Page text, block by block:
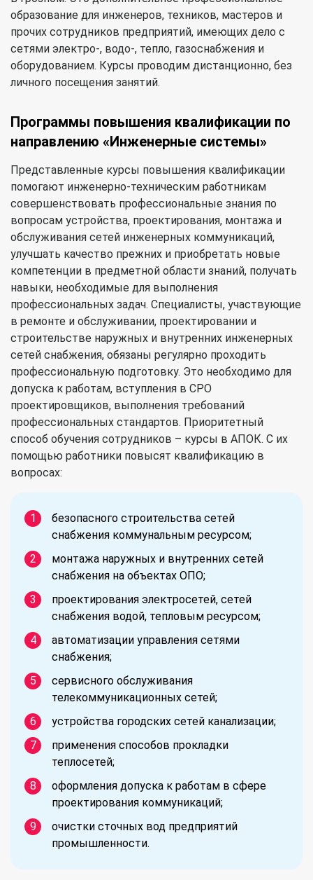
образование для инженеров, техников, мастеров и
прочих сотрудников предприятий, имеющих дело с
сетями электро-, водо-, тепло, газоснабжения и
оборудованием. Курсы проводим дистанционно, без
личного посещения занятий.
Программы повышения квалификации по
направлению «Инженерные системы»
Представленные курсы повышения квалификации
помогают инженерно-техническим работникам
совершенствовать профессиональные знания по
вопросам устройства, проектирования, монтажа и
обслуживания сетей инженерных коммуникаций,
улучшать качество прежних и приобретать новые
компетенции в предметной области знаний, получать
навыки, необходимые для выполнения
профессиональных задач. Специалисты, участвующие
в ремонте и обслуживании, проектировании и
строительстве наружных и внутренних инженерных
сетей снабжения, обязаны регулярно проходить
профессиональную подготовку. Это необходимо для
допуска к работам, вступления в СРО
проектировщиков, выполнения требований
профессиональных стандартов. Приоритетный
способ обучения сотрудников – курсы в АПОК. С их
помощью работники повысят квалификацию в
вопросах:
безопасного строительства сетей
снабжения коммунальным ресурсом;
монтажа наружных и внутренних сетей
снабжения на объектах ОПО;
проектирования электросетей, сетей
снабжения водой, тепловым ресурсом;
автоматизации управления сетями
снабжения;
сервисного обслуживания
телекоммуникационных сетей;
устройства городских сетей канализации;
применения способов прокладки
теплосетей;
оформления допуска к работам в сфере
проектирования коммуникаций;
очистки сточных вод предприятий
промышленности.